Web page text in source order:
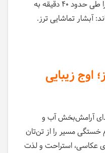
سبکی وارد می‌شویم که ما را طی حدود ۴۰ دقیقه به
آبشار تماشایی ترز.
اوج زیبایی
آرامش‌بخش آب و
خستگی مسیر را از تن‌تان
عکاسی، استراحت و لذت